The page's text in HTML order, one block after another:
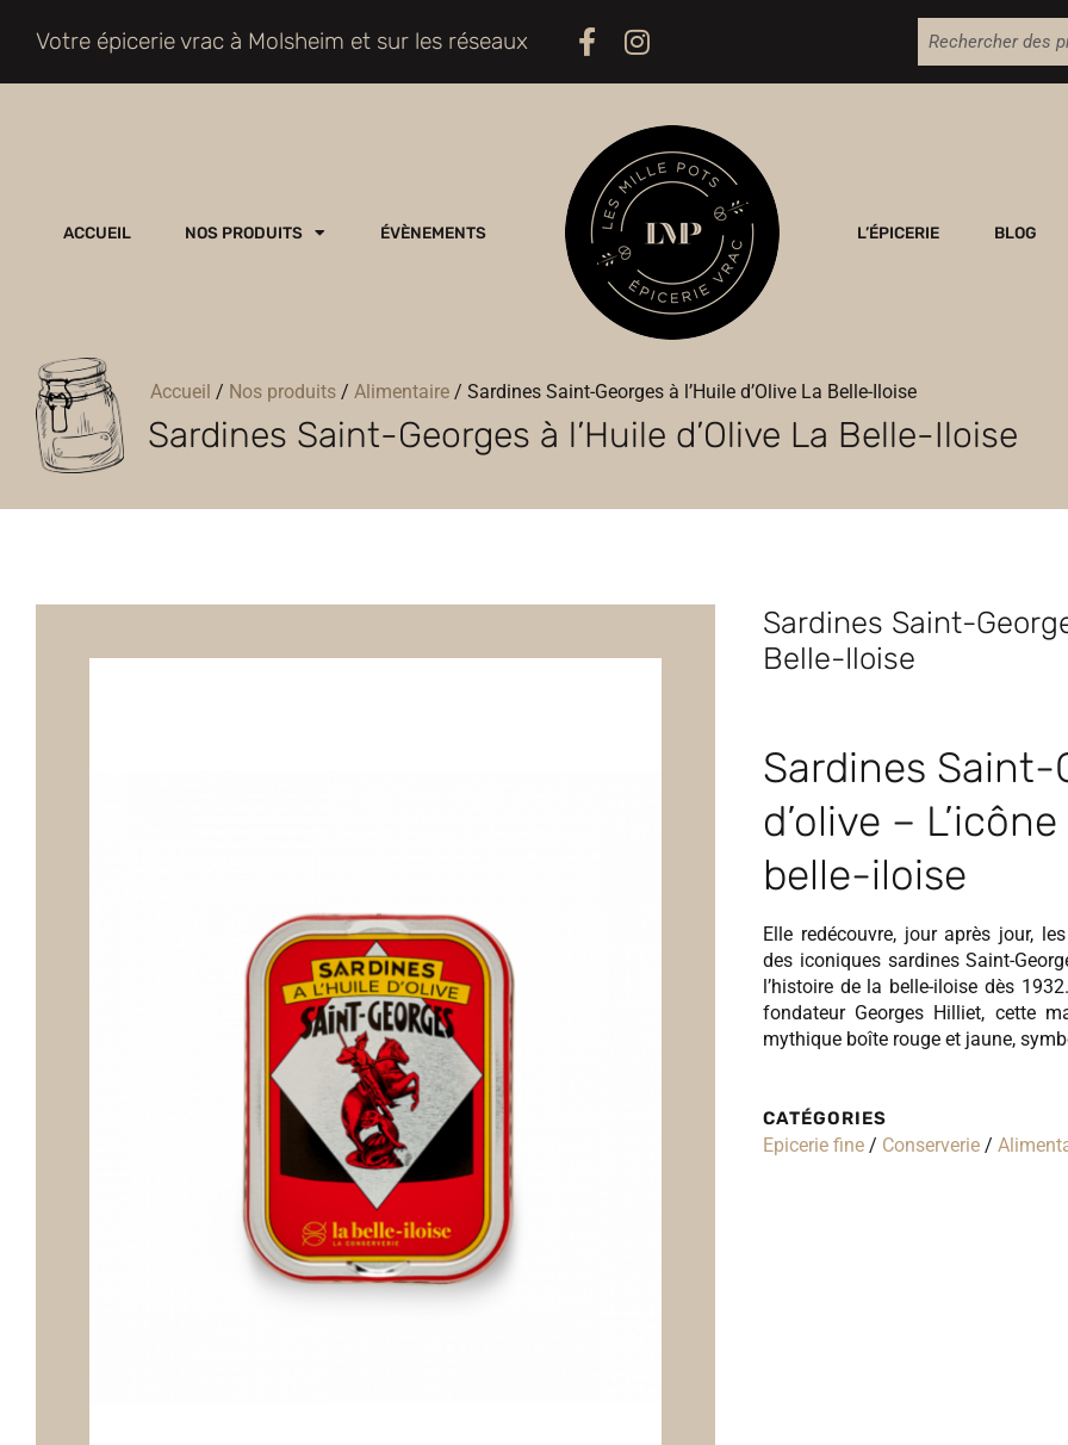
Votre épicerie vrac à Molsheim et sur les réseaux
ACCUEIL NOS PRODUITS ÉVÈNEMENTS L’ÉPICERIE BLOG
Accueil / Nos produits/ Alimentaire/ Sardines Saint-Georges à l’Huile d’Olive La Belle-Iloise
Sardines Saint-Georges à l’Huile d’Olive La Belle-Iloise
Sardines Saint-
Belle-Iloise
Sardines Saint-
d’olive –
belle-iloise
Elle redécouvre, jour après jour,
des iconiques sardines Saint-
l’histoire de la belle-iloise dès
fondateur Georges Hilliet, cette
mythique boîte rouge et jaune,
CATÉGORIES
Epicerie fine / Conserverie /